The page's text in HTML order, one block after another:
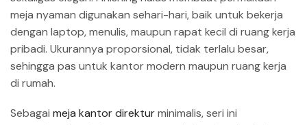
meja nyaman digunakan sehari-hari, baik untuk bekerja
dengan laptop, menulis, maupun rapat kecil di ruang kerja
pribadi. Ukurannya proporsional, tidak terlalu besar,
sehingga pas untuk kantor modern maupun ruang kerja
di rumah.
Sebagai meja kantor direkturminimalis, seri ini